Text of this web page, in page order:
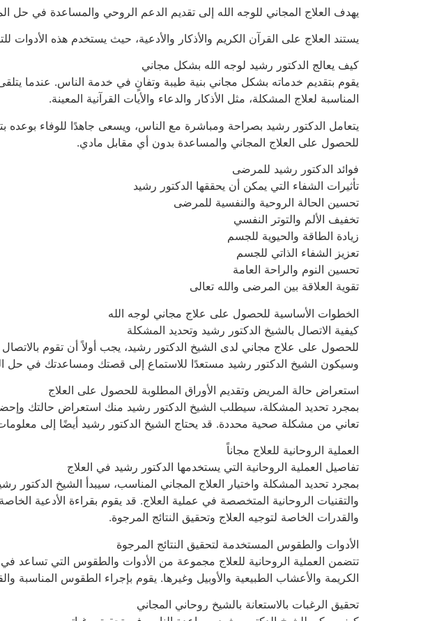
يهدف العلاج المجاني للوجه الله إلى تقديم الدعم الروحي والمساعدة في
يستند العلاج على القرآن الكريم والأذكار والأدعية، حيث يستخدم هذه الأدوات
كيف يعالج الدكتور رشيد لوجه الله بشكل مجاني
يقوم بتقديم خدماته بشكل مجاني بنية طيبة وتفانٍ في خدمة الناس. عندما
المناسبة لعلاج المشكلة، مثل الأذكار والدعاء والأيات القرآنية المعينة.
يتعامل الدكتور رشيد بصراحة ومباشرة مع الناس، ويسعى جاهدًا للوفاء
للحصول على العلاج المجاني والمساعدة بدون أي مقابل مادي.
فوائد الدكتور رشيد للمرضى
تأثيرات الشفاء التي يمكن أن يحققها الدكتور رشيد
تحسين الحالة الروحية والنفسية للمرضى
تخفيف الألم والتوتر النفسي
زيادة الطاقة والحيوية للجسم
تعزيز الشفاء الذاتي للجسم
تحسين النوم والراحة العامة
تقوية العلاقة بين المرضى والله تعالى
الخطوات الأساسية للحصول على علاج مجاني لوجه الله
كيفية الاتصال بالشيخ الدكتور رشيد وتحديد المشكلة
للحصول على علاج مجاني لدى الشيخ الدكتور رشيد، يجب أولاً أن تقوم بالاتصال
وسيكون الشيخ الدكتور رشيد مستعدًا للاستماع إلى قصتك ومساعدتك في حل
استعراض حالة المريض وتقديم الأوراق المطلوبة للحصول على العلاج
بمجرد تحديد المشكلة، سيطلب الشيخ الدكتور رشيد منك استعراض حالتك
تعاني من مشكلة صحية محددة. قد يحتاج الشيخ الدكتور رشيد أيضًا إلى
العملية الروحانية للعلاج مجاناً
تفاصيل العملية الروحانية التي يستخدمها الدكتور رشيد في العلاج
بمجرد تحديد المشكلة واختيار العلاج المجاني المناسب، سيبدأ الشيخ
والتقنيات الروحانية المتخصصة في عملية العلاج. قد يقوم بقراءة الأدعية
والقدرات الخاصة لتوجيه العلاج وتحقيق النتائج المرجوة.
الأدوات والطقوس المستخدمة لتحقيق النتائج المرجوة
تتضمن العملية الروحانية للعلاج مجموعة من الأدوات والطقوس التي تساعد في
الكريمة والأعشاب الطبيعية والأوبيل وغيرها. يقوم بإجراء الطقوس المناسبة
تحقيق الرغبات بالاستعانة بالشيخ روحاني المجاني